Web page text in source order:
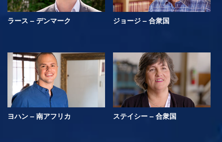
ラース – デンマーク ジョージ – 合衆国
ヨハン – 南アフリカ ステイシー – 合衆国